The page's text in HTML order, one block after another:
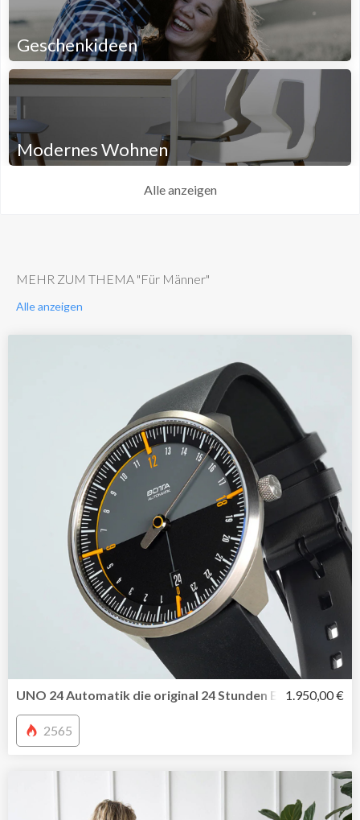
Geschenkideen
Modernes Wohnen
Alle anzeigen
MEHR ZUM THEMA "Für Männer"
Alle anzeigen
UNO 24 Automatik die original 24 Stunden Einzeigeruhr
1.950,00 €
2565